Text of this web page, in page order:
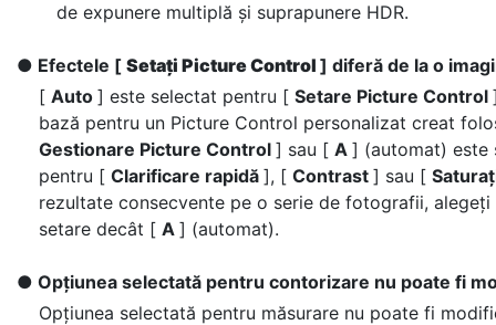
de expunere multiplă și suprapunere HDR.
Efectele [ Setați Picture Control ] diferă de la o
[ Auto ] este selectat pentru [ Setare Picture Control
bază pentru un Picture Control personalizat creat
Gestionare Picture Control ] sau [ A ] (automat) este
pentru [ Clarificare rapidă ], [ Contrast ] sau [
rezultate consecvente pe o serie de fotografii, alegeți
setare decât [ A ] (automat).
Opțiunea selectată pentru contorizare nu poate fi
Opțiunea selectată pentru măsurare nu poate fi